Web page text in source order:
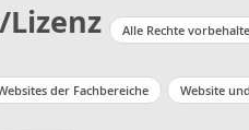
Alle Rechte
der Fachbereiche Website